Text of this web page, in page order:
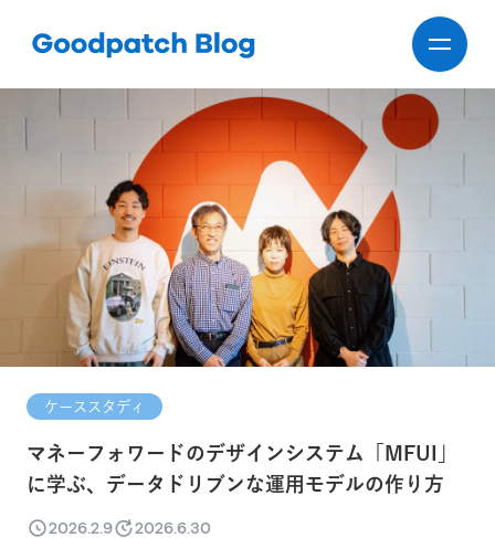
ケーススタディ
マネーフォワードのデザインシステム「MFUI」
に学ぶ、データドリブンな運用モデルの作り方
2026.2.9 2026.6.30